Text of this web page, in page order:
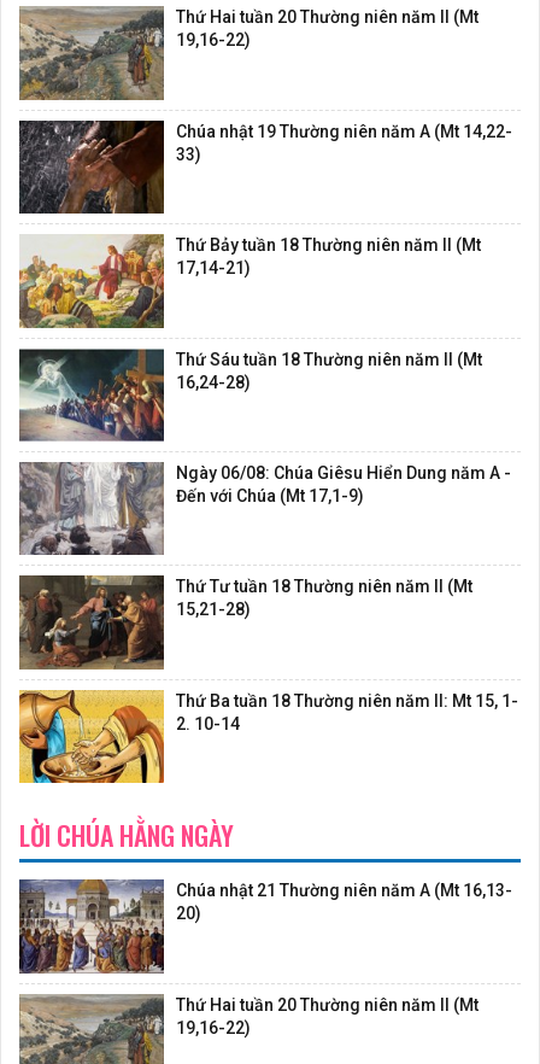
Thứ Hai tuần 20 Thường niên năm II (Mt
19,16-22)
Chúa nhật 19 Thường niên năm A (Mt 14,22-
33)
Thứ Bảy tuần 18 Thường niên năm II (Mt
17,14-21)
Thứ Sáu tuần 18 Thường niên năm II (Mt
16,24-28)
Ngày 06/08: Chúa Giêsu Hiển Dung năm A -
Đến với Chúa (Mt 17,1-9)
Thứ Tư tuần 18 Thường niên năm II (Mt
15,21-28)
Thứ Ba tuần 18 Thường niên năm II: Mt 15, 1-
2. 10-14
LỜI CHÚA HẰNG NGÀY
Chúa nhật 21 Thường niên năm A (Mt 16,13-
20)
Thứ Hai tuần 20 Thường niên năm II (Mt
19,16-22)